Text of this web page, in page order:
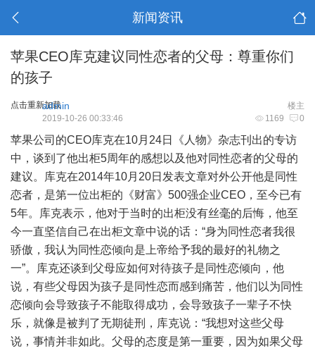
新闻资讯
苹果CEO库克建议同性恋者的父母：尊重你们
的孩子
点击重新加载 楼主
admin
1169 0
2019-10-26 00:33:46
苹果公司的CEO库克在10月24日《人物》杂志刊出的专访
中，谈到了他出柜5周年的感想以及他对同性恋者的父母的
建议。库克在2014年10月20日发表文章对外公开他是同性
恋者，是第一位出柜的《财富》500强企业CEO，至今已有
5年。库克表示，他对于当时的出柜没有丝毫的后悔，他至
今一直坚信自己在出柜文章中说的话：“身为同性恋者我很
骄傲，我认为同性恋倾向是上帝给予我的最好的礼物之
一”。库克还谈到父母应如何对待孩子是同性恋倾向，他
说，有些父母因为孩子是同性恋而感到痛苦，他们以为同性
恋倾向会导致孩子不能取得成功，会导致孩子一辈子不快
乐，就像是被判了无期徒刑，库克说：“我想对这些父母
说，事情并非如此。父母的态度是第一重要，因为如果父母